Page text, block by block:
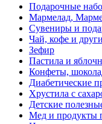
Подарочные
Мармелад,
Сувениры и
Чай, кофе и
Зефир
Пастила и
Конфеты,
Диабетические
Хрустила с
Детские
Мед и продукты